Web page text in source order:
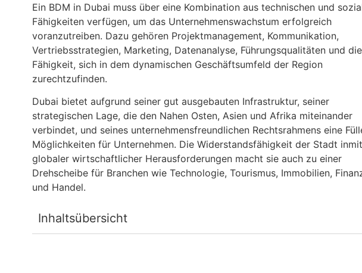
Ein BDM in Dubai muss über eine Kombination aus technischen und
Fähigkeiten verfügen, um das Unternehmenswachstum erfolgreich
voranzutreiben. Dazu gehören Projektmanagement, Kommunikation,
Vertriebsstrategien, Marketing, Datenanalyse, Führungsqualitäten und die
Fähigkeit, sich in dem dynamischen Geschäftsumfeld der Region
zurechtzufinden.
Dubai bietet aufgrund seiner gut ausgebauten Infrastruktur, seiner
strategischen Lage, die den Nahen Osten, Asien und Afrika miteinander
verbindet, und seines unternehmensfreundlichen Rechtsrahmens eine
Möglichkeiten für Unternehmen. Die Widerstandsfähigkeit der Stadt
globaler wirtschaftlicher Herausforderungen macht sie auch zu einer
Drehscheibe für Branchen wie Technologie, Tourismus, Immobilien,
und Handel.
Inhaltsübersicht